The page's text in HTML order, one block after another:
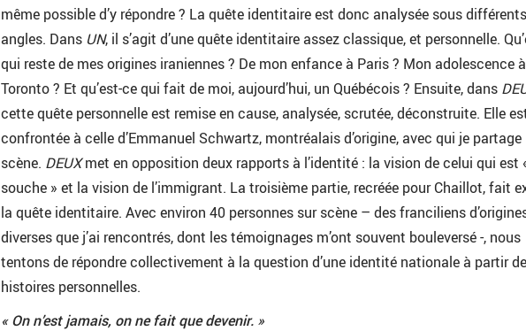
même possible d’y répondre ? La quête identitaire est donc analysée sous différents
angles. Dans UN, il s’agit d’une quête identitaire assez classique, et personnelle.
qui reste de mes origines iraniennes ? De mon enfance à Paris ? Mon adolescence à
Toronto ? Et qu’est-ce qui fait de moi, aujourd’hui, un Québécois ? Ensuite, dans
cette quête personnelle est remise en cause, analysée, scrutée, déconstruite. Elle
confrontée à celle d’Emmanuel Schwartz, montréalais d’origine, avec qui je partage
scène. DEUXmet en opposition deux rapports à l’identité : la vision de celui qui est
souche » et la vision de l’immigrant. La troisième partie, recréée pour Chaillot, fait
la quête identitaire. Avec environ 40 personnes sur scène – des franciliens
diverses que j’ai rencontrés, dont les témoignages m’ont souvent bouleversé -, nous
tentons de répondre collectivement à la question d’une identité nationale à partir
histoires personnelles.
« On n’est jamais, on ne fait que devenir. »